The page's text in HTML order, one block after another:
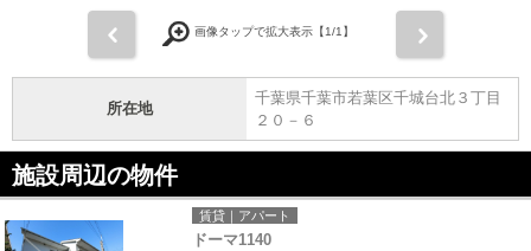
画像タップで拡大表示【1/1】
所在地
千葉県千葉市若葉区千城台北３丁目
２０－６
施設周辺の物件
賃貸｜アパート
ドーマ1140